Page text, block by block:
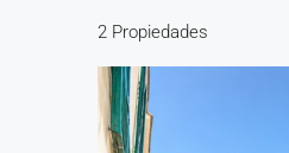
2 Propiedades